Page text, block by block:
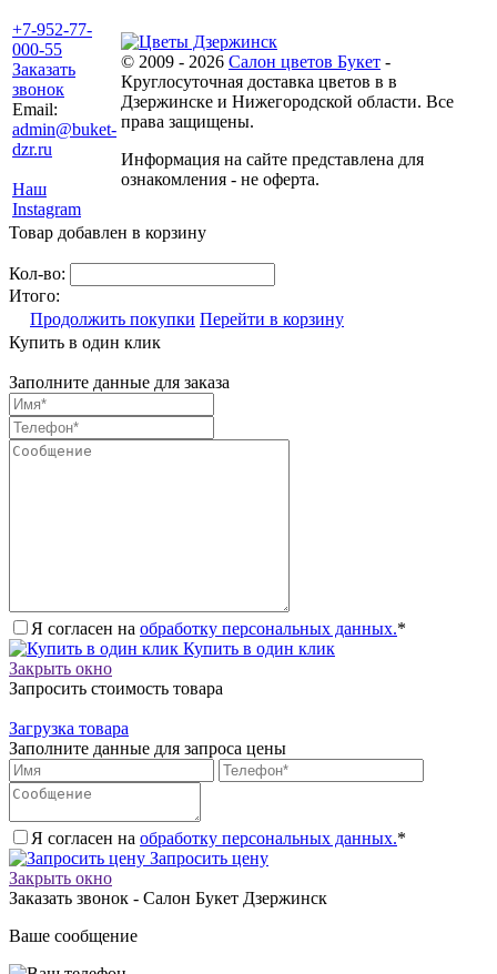
+7-952-77-
000-55
Заказать
звонок
Email:
admin@buket-
dzr.ru
Наш
Instagram
© 2009 - 2026 Салон цветов Букет -
Круглосуточная доставка цветов в в
Дзержинске и Нижегородской области. Все
права защищены.
Информация на сайте представлена для
ознакомления - не оферта.
Товар добавлен в корзину
Кол-во:
Итого:
Продолжить покупки Перейти в корзину
Купить в один клик
Заполните данные для заказа
Я согласен на обработку персональных данных.*
Купить в один клик
Закрыть окно
Запросить стоимость товара
Загрузка товара
Заполните данные для запроса цены
Я согласен на обработку персональных данных.*
Запросить цену
Закрыть окно
Заказать звонок - Салон Букет Дзержинск
Ваше сообщение